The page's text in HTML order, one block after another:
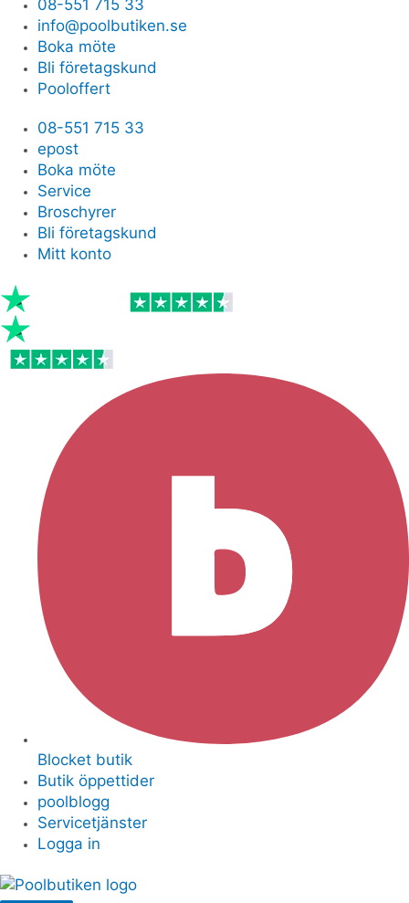
08-551 715 33
info@poolbutiken.se
Boka möte
Bli företagskund
Pooloffert
08-551 715 33
epost
Boka möte
Service
Broschyrer
Bli företagskund
Mitt konto
Blocket butik
Butik öppettider
poolblogg
Servicetjänster
Logga in